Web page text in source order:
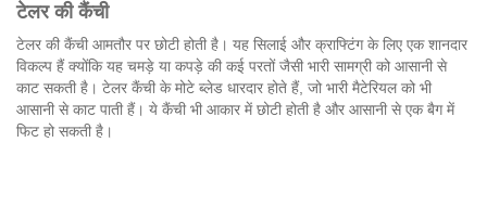
टेलर की कैंची
टेलर की कैंची आमतौर पर छोटी होती है। यह सिलाई और क्राफ्टिंग के लिए एक शानदार
विकल्प हैं क्योंकि यह चमड़े या कपड़े की कई परतों जैसी भारी सामग्री को आसानी से
काट सकती है। टेलर कैंची के मोटे ब्लेड धारदार होते हैं, जो भारी मैटेरियल को भी
आसानी से काट पाती हैं। ये कैंची भी आकार में छोटी होती है और आसानी से एक बैग में
फिट हो सकती है।